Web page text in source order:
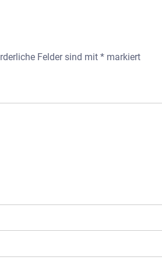
Felder sind mit * markiert